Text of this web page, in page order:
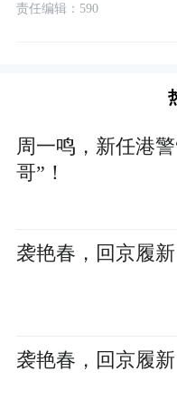
责任编辑：590
周一鸣，新任港
哥”！
袭艳春，回京履新
袭艳春，回京履新